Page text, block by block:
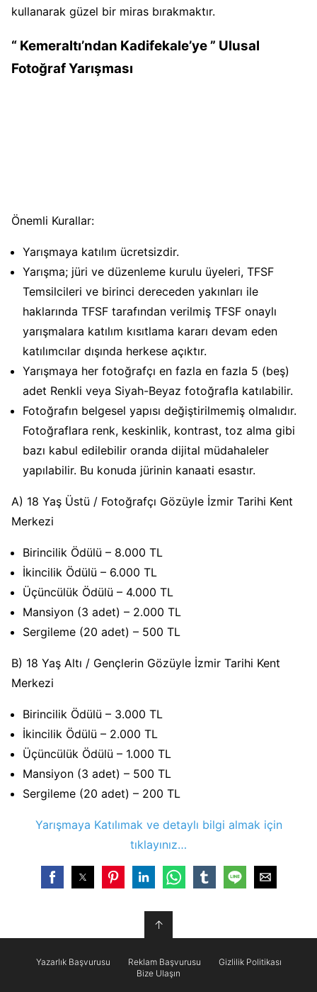
kullanarak güzel bir miras bırakmaktır.
“ Kemeraltı’ndan Kadifekale’ye ” Ulusal
Fotoğraf Yarışması
Önemli Kurallar:
Yarışmaya katılım ücretsizdir.
Yarışma; jüri ve düzenleme kurulu üyeleri, TFSF
Temsilcileri ve birinci dereceden yakınları ile
haklarında TFSF tarafından verilmiş TFSF onaylı
yarışmalara katılım kısıtlama kararı devam eden
katılımcılar dışında herkese açıktır.
Yarışmaya her fotoğrafçı en fazla en fazla 5 (beş)
adet Renkli veya Siyah-Beyaz fotoğrafla katılabilir.
Fotoğrafın belgesel yapısı değiştirilmemiş olmalıdır.
Fotoğraflara renk, keskinlik, kontrast, toz alma gibi
bazı kabul edilebilir oranda dijital müdahaleler
yapılabilir. Bu konuda jürinin kanaati esastır.
A) 18 Yaş Üstü / Fotoğrafçı Gözüyle İzmir Tarihi Kent
Merkezi
Birincilik Ödülü – 8.000 TL
İkincilik Ödülü – 6.000 TL
Üçüncülük Ödülü – 4.000 TL
Mansiyon (3 adet) – 2.000 TL
Sergileme (20 adet) – 500 TL
B) 18 Yaş Altı / Gençlerin Gözüyle İzmir Tarihi Kent
Merkezi
Birincilik Ödülü – 3.000 TL
İkincilik Ödülü – 2.000 TL
Üçüncülük Ödülü – 1.000 TL
Mansiyon (3 adet) – 500 TL
Sergileme (20 adet) – 200 TL
Yarışmaya Katılımak ve detaylı bilgi almak için
tıklayınız…
↑
Yazarlık Başvurusu Reklam Başvurusu
Gizlilik Politikası
Bize Ulaşın